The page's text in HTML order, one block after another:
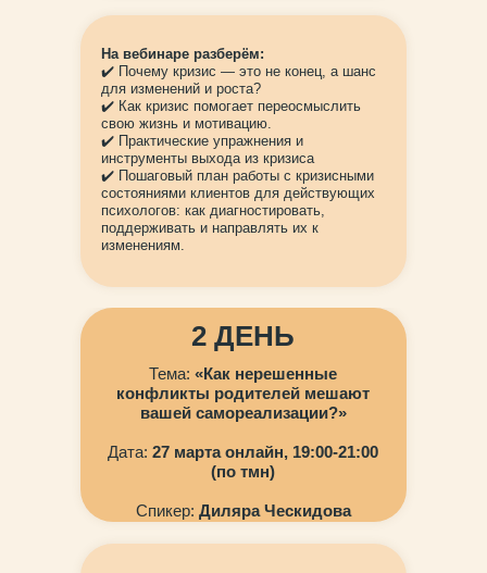
На вебинаре разберём:
✔️ Почему кризис — это не конец, а шанс
для изменений и роста?
✔️ Как кризис помогает переосмыслить
свою жизнь и мотивацию.
✔️ Практические упражнения и
инструменты выхода из кризиса
✔️ Пошаговый план работы с кризисными
состояниями клиентов для действующих
психологов: как диагностировать,
поддерживать и направлять их к
изменениям.
Тема: «Как нерешенные
конфликты родителей мешают
вашей самореализации?»
Дата: 27 марта онлайн, 19:00-21:00
(по тмн)
Спикер: Диляра Ческидова
2 ДЕНЬ